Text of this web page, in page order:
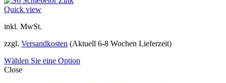
Quick view
inkl. MwSt.
zzgl. Versandkosten (Aktuell 6-8 Wochen Lieferzeit)
Wählen Sie eine Option
Close